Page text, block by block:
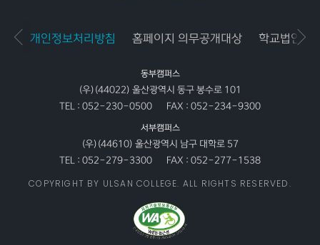
동부캠퍼스
(우)(44022) 울산광역시 동구 봉수로 101
TEL : 052-230-0500 FAX : 052-234-9300
서부캠퍼스
(우)(44610) 울산광역시 남구 대학로 57
TEL : 052-279-3300 FAX : 052-277-1538
개인정보처리방침 홈페이지 의무공개대상 학교법인공
COPYRIGHT BY ULSAN COLLEGE. ALL RIGHTS RESERVED.